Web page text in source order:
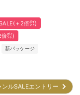
＋2倍㌽)
㌽)
新パッケージ
ンルSALEエントリー